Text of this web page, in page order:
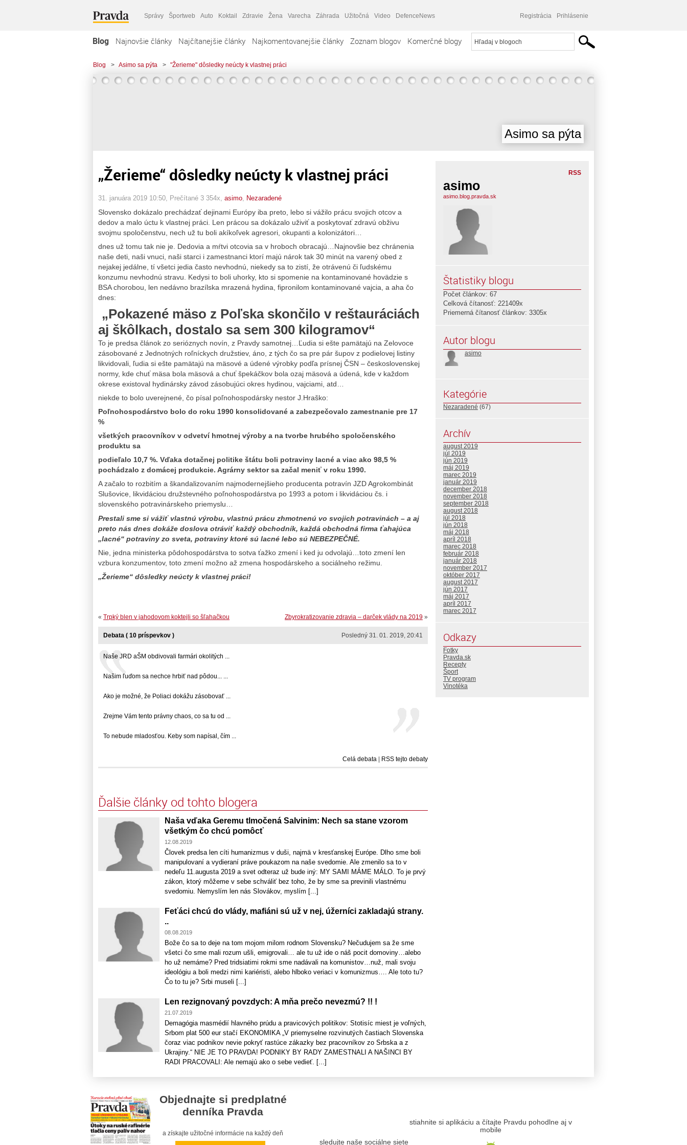
Správy Športweb Auto Koktail Zdravie Žena Varecha Záhrada Užitočná Video DefenceNews Registrácia Prihlásenie
Blog Najnovšie články Najčítanejšie články Najkomentovanejšie články Zoznam blogov Komerčné blogy
Blog > Asimo sa pýta > "Žerieme" dôsledky neúcty k vlastnej práci
Asimo sa pýta
„Žerieme“ dôsledky neúcty k vlastnej práci
31. januára 2019 10:50 , Prečítané 3 354x, asimo Nezaradené
Slovensko dokázalo prechádzať dejinami Európy iba preto, lebo si vážilo prácu svojich otcov a
dedov a malo úctu k vlastnej práci. Len prácou sa dokázalo uživiť a poskytovať zdravú obživu
svojmu spoločenstvu, nech už tu boli akíkoľvek agresori, okupanti a kolonizátori…
dnes už tomu tak nie je. Dedovia a mŕtvi otcovia sa v hroboch obracajú…Najnovšie bez chránenia
naše deti, naši vnuci, naši starci i zamestnanci ktorí majú nárok tak 30 minút na varený obed z
nejakej jedálne, tí všetci jedia často nevhodnú, niekedy sa to zistí, že otrávenú či ľudskému
konzumu nevhodnú stravu. Kedysi to boli uhorky, kto si spomenie na kontaminované hovädzie s
BSA chorobou, len nedávno brazílska mrazená hydina, fipronilom kontaminované vajcia, a aha čo
dnes:
„Pokazené mäso z Poľska skončilo v reštauráciách
aj škôlkach, dostalo sa sem 300 kilogramov“
To je predsa článok zo serióznych novín, z Pravdy samotnej…Ľudia si ešte pamätajú na Zelovoce
zásobované z Jednotných roľníckych družstiev, áno, z tých čo sa pre pár šupov z podielovej listiny
likvidovali, ľudia si ešte pamätajú na mäsové a údené výrobky podľa prísnej ČSN – československej
normy, kde chuť mäsa bola mäsová a chuť špekáčkov bola ozaj mäsová a údená, kde v každom
okrese existoval hydinársky závod zásobujúci okres hydinou, vajciami, atd…
niekde to bolo uverejnené, čo písal poľnohospodársky nestor J.Hraško:
Poľnohospodárstvo bolo do roku 1990 konsolidované a zabezpečovalo zamestnanie pre 17
%
všetkých pracovníkov v odvetví hmotnej výroby a na tvorbe hrubého spoločenského
produktu sa
podieľalo 10,7 %. Vďaka dotačnej politike štátu boli potraviny lacné a viac ako 98,5 %
pochádzalo z domácej produkcie. Agrárny sektor sa začal meniť v roku 1990.
A začalo to rozbitím a škandalizovaním najmodernejšieho producenta potravín JZD Agrokombinát
Slušovice, likvidáciou družstevného poľnohospodárstva po 1993 a potom i likvidáciou čs. i
slovenského potravinárskeho priemyslu…
Prestali sme si vážiť vlastnú výrobu, vlastnú prácu zhmotnenú vo svojich potravinách – a aj
preto nás dnes dokáže doslova otráviť každý obchodník, každá obchodná firma ťahajúca
„lacné“ potraviny zo sveta, potraviny ktoré sú lacné lebo sú NEBEZPEČNÉ.
Nie, jedna ministerka pôdohospodárstva to sotva ťažko zmení i ked ju odvolajú…toto zmení len
vzbura konzumentov, toto zmení možno až zmena hospodárskeho a sociálneho režimu.
„Žerieme“ dôsledky neúcty k vlastnej práci!
Zbyrokratizovanie zdravia – darček vlády na 2019 »
« Trpký blen v jahodovom koktejli so šľahačkou
Posledný 31. 01. 2019, 20:41
Debata ( 10 príspevkov )
Naše JRD aŠM obdivovali farmári okolitých ...
Našim ľuďom sa nechce hrbiť nad pôdou... ...
Ako je možné, že Poliaci dokážu zásobovať ...
Zrejme Vám tento právny chaos, co sa tu od ...
To nebude mladosťou. Keby som napísal, čím ...
Celá debata RSS tejto debaty
Ďalšie články od tohto blogera
Naša vďaka Geremu tlmočená Salvinim: Nech sa stane vzorom
všetkým čo chcú pomôcť
12.08.2019
Človek predsa len cíti humanizmus v duši, najmä v kresťanskej Európe. Dlho sme boli
manipulovaní a vydieraní práve poukazom na naše svedomie. Ale zmenilo sa to v
nedeľu 11.augusta 2019 a svet odteraz už bude iný: MY SAMI MÁME MÁLO. To je prvý
zákon, ktorý môžeme v sebe schváliť bez toho, že by sme sa previnili vlastnému
svedomiu. Nemyslím len nás Slovákov, myslím [...]
Feťáci chcú do vlády, mafiáni sú už v nej, úžerníci zakladajú strany.
..
08.08.2019
Bože čo sa to deje na tom mojom milom rodnom Slovensku? Nečudujem sa že sme
všetci čo sme mali rozum ušli, emigrovali… ale tu už ide o náš pocit domoviny…alebo
ho už nemáme? Pred tridsiatimi rokmi sme nadávali na komunistov…nuž, mali svoju
ideológiu a boli medzi nimi kariéristi, alebo hlboko veriaci v komunizmus…. Ale toto tu?
Čo to tu je? Srbi museli [...]
Len rezignovaný povzdych: A mňa prečo nevezmú? !! !
21.07.2019
Demagógia masmédií hlavného prúdu a pravicových politikov: Stotisíc miest je voľných,
Srbom plat 500 eur stačí EKONOMIKA „V priemyselne rozvinutých častiach Slovenska
čoraz viac podnikov nevie pokryť rastúce zákazky bez pracovníkov zo Srbska a z
Ukrajiny.“ NIE JE TO PRAVDA! PODNIKY BY RADY ZAMESTNALI A NAŠINCI BY
RADI PRACOVALI: Ale nemajú ako o sebe vedieť. [...]
RSS
asimo
asimo.blog.pravda.sk
Štatistiky blogu
Počet článkov: 67
Celková čítanosť: 221409x
Priemerná čítanosť článkov: 3305x
Autor blogu
asimo
Kategórie
Nezaradené (67)
Archív
august 2019
júl 2019
jún 2019
máj 2019
marec 2019
január 2019
december 2018
november 2018
september 2018
august 2018
júl 2018
jún 2018
máj 2018
apríl 2018
marec 2018
február 2018
január 2018
november 2017
október 2017
august 2017
jún 2017
máj 2017
apríl 2017
marec 2017
Odkazy
Fotky
Pravda.sk
Recepty
Šport
TV program
Vinotéka
Objednajte si predplatné
denníka Pravda
a získajte užitočné informácie na každý deň
sledujte naše sociálne siete
stiahnite si aplikáciu a čítajte Pravdu pohodlne aj v
mobile